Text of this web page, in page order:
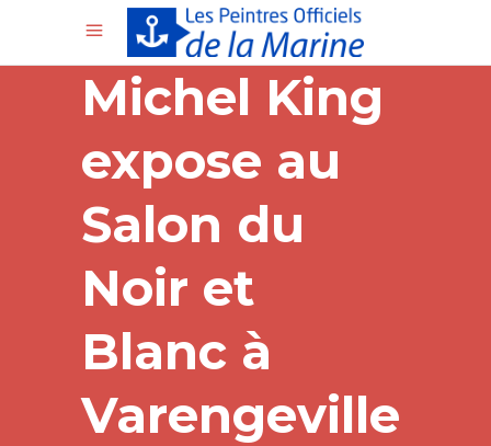
Michel King
expose au
Salon du
Noir et
Blanc à
Varengeville